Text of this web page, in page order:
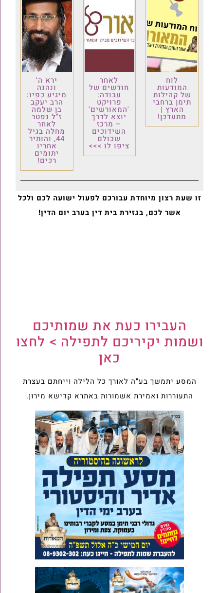
לוח
המודעות
של קהילות
תימן ברחבי
הארץ |
מתעדכן!
לאחר
חודשים של
עבודה:
פרויקט
'המאורשים'
יוצא לדרך
– מרכז
השידוכים
שכולם
ציפו לו >>>
ירא ה'
ונהנה
מיגיע כפיו:
הרב יעקב
בן שלמה
ז"ל נפטר
לאחר
מחלה בגיל
44, והותיר
אחריו
יתומים
רכים!
זו שעת רצון מיוחדת עבורכם לפעול ישועה לכם ולכל
אשר לכם, בגזירת בית דין בערב יום הדין!
העבירו כעת את שמותיכם
ושמות יקיריכם לתפילה > לחצו
כאן
המסע יתמשך בע"ה לאורך כל הלילה וייחתם בעצרת
התעוררות ואמירת אשמורות באתרא קדישא מירון.